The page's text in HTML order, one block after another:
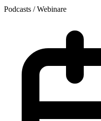
Podcasts / Webinare